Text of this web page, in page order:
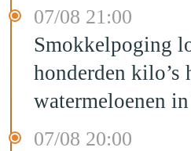
07/08 21:00
Smokkelpoging
honderden kilo’s
watermeloenen
07/08 20:00